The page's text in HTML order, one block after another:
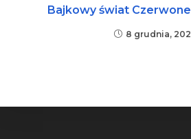
Bajkowy świat
8 grudnia,